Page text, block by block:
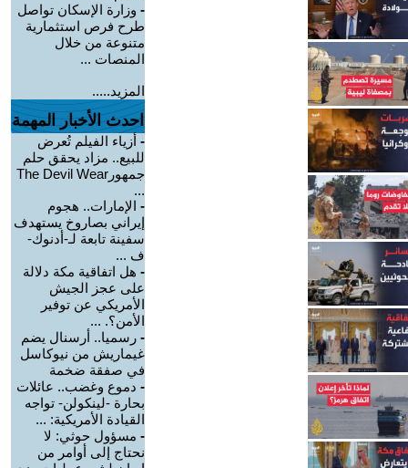
- وزارة الإسكان تواصل
طرح فرص استثمارية
متنوعة من خلال
المنصات ...
المزيد.....
احدث الأخبار المهمة
- أزياء الفيلم تُعرض
للبيع.. مزاد يحقق حلم
جمهورThe Devil Wear
...
- الإمارات.. هجوم
إيراني بصاروخ يستهدف
سفينة تابعة لـ-أدنوك-
ف ...
- هل اتفاقية مكة دلالة
على عجز الجيش
الأمريكي عن توفير
الأمن؟. ...
- رسميا.. أرسنال يضم
غيماريش من نيوكاسل
في صفقة ضخمة
- دموع وغضب.. عائلات
بحارة -لينكولن- تواجه
القيادة الأمريكية: ...
- مسؤول حوثي: لا
نحتاج إلى أوامر من